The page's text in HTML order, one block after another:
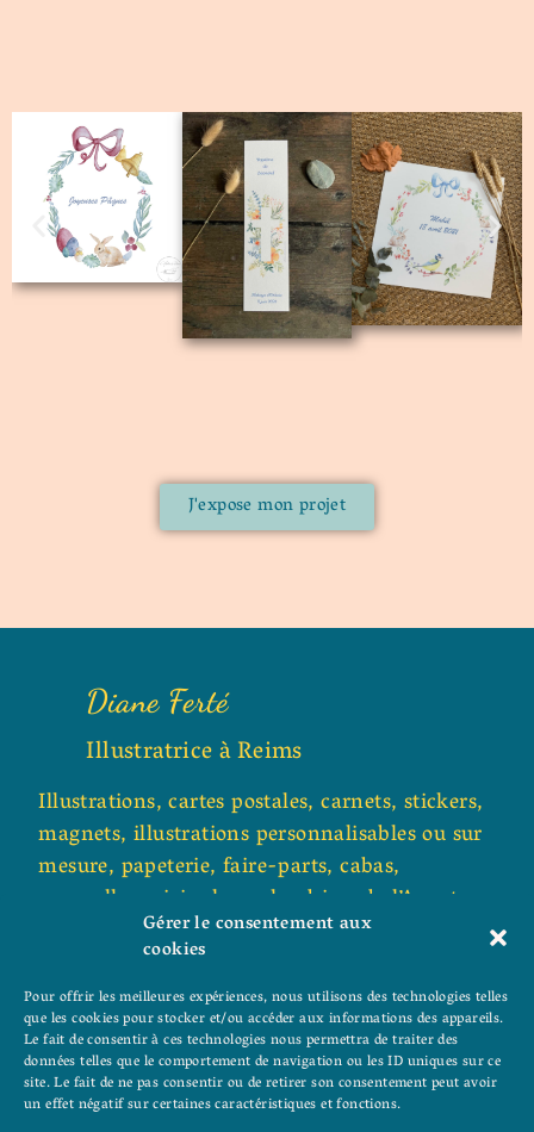
Gérer le consentement aux
cookies
Pour offrir les meilleures expériences, nous utilisons des technologies telles
que les cookies pour stocker et/ou accéder aux informations des appareils.
Le fait de consentir à ces technologies nous permettra de traiter des
données telles que le comportement de navigation ou les ID uniques sur ce
site. Le fait de ne pas consentir ou de retirer son consentement peut avoir
un effet négatif sur certaines caractéristiques et fonctions.
J'expose mon projet
Diane Ferté
Illustratrice à Reims
Illustrations, cartes postales, carnets, stickers,
magnets, illustrations personnalisables ou sur
mesure, papeterie, faire-parts, cabas,
aquarelles originales, calendriers de l’Avent,
cartes de voeux, peintures sur cartons toilés et
toiles sur châssis
Contact